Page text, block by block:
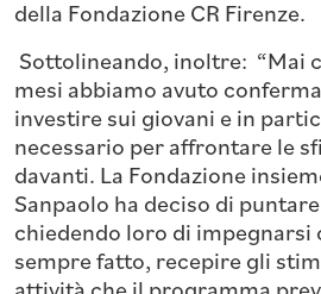
della Fondazione CR Firenze.
Sottolineando, inoltre: “Mai
mesi abbiamo avuto
investire sui giovani e in
necessario per affrontare le
davanti. La Fondazione
Sanpaolo ha deciso di
chiedendo loro di impegnarsi
sempre fatto, recepire gli